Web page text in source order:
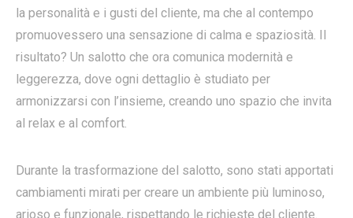
la personalità e i gusti del cliente, ma che al contempo
promuovessero una sensazione di calma e spaziosità. Il
risultato? Un salotto che ora comunica modernità e
leggerezza, dove ogni dettaglio è studiato per
armonizzarsi con l’insieme, creando uno spazio che invita
al relax e al comfort.
Durante la trasformazione del salotto, sono stati apportati
cambiamenti mirati per creare un ambiente più luminoso,
arioso e funzionale, rispettando le richieste del cliente.